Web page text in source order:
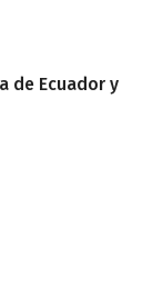
de Ecuador y